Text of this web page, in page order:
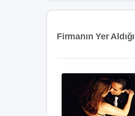
Firmanın Yer